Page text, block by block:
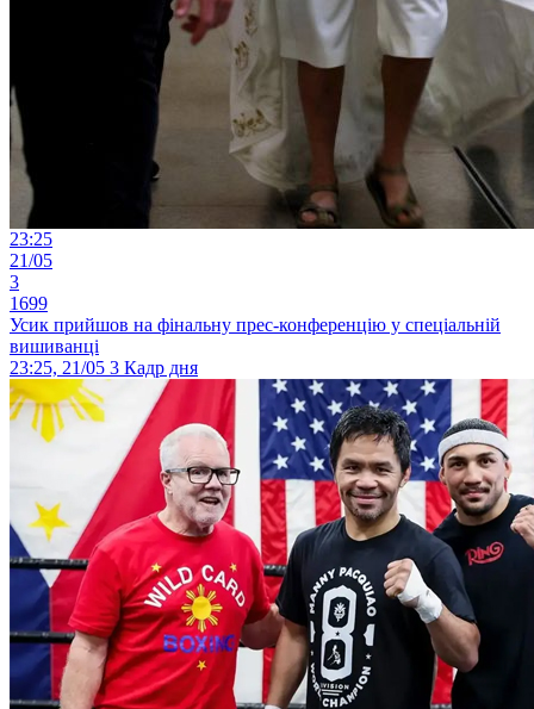
23:25
21/05
3
1699
Усик прийшов на фінальну прес-конференцію у спеціальній
вишиванці
23:25, 21/05 3 Кадр дня